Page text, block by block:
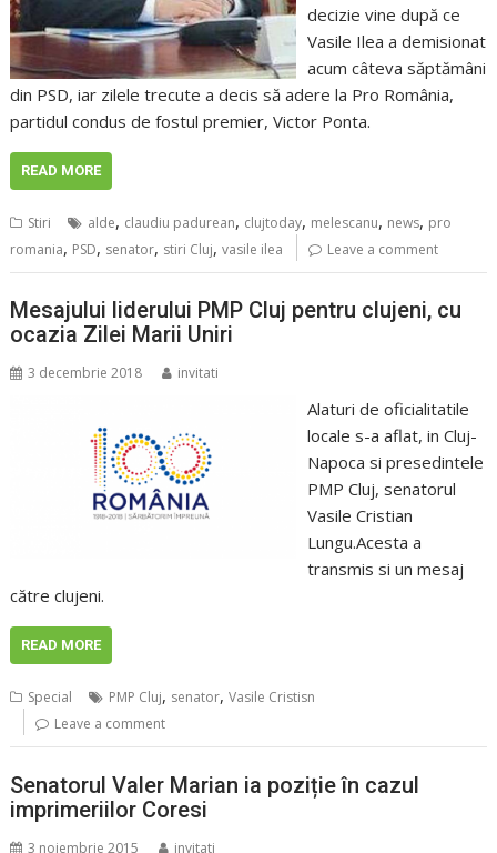
decizie vine după ce
Vasile Ilea a demisionat
acum câteva săptămâni
din PSD, iar zilele trecute a decis să adere la Pro România,
partidul condus de fostul premier, Victor Ponta.
READ MORE
Stiri alde, claudiu padurean, clujtoday, melescanu, news, pro
romania, PSD, senator, stiri Cluj,vasile ilea Leave a comment
Mesajului liderului PMP Cluj pentru clujeni, cu
ocazia Zilei Marii Uniri
3 decembrie 2018 invitati
Alaturi de oficialitatile
locale s-a aflat, in Cluj-
Napoca si presedintele
PMP Cluj, senatorul
Vasile Cristian
Lungu.Acesta a
transmis si un mesaj
către clujeni.
READ MORE
Special PMP Cluj, senator,Vasile Cristisn
Leave a comment
Senatorul Valer Marian ia poziție în cazul
imprimeriilor Coresi
3 noiembrie 2015 invitati